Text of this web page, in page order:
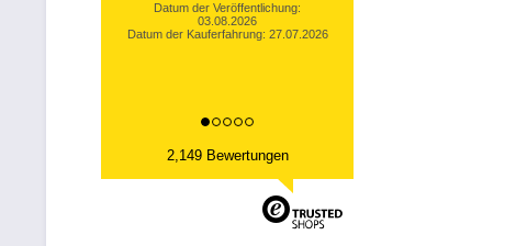
Datum der Veröffentlichung:
02.08.2026
Datum der Kauferfahrung: 26.07.2026
2,149 Bewertungen